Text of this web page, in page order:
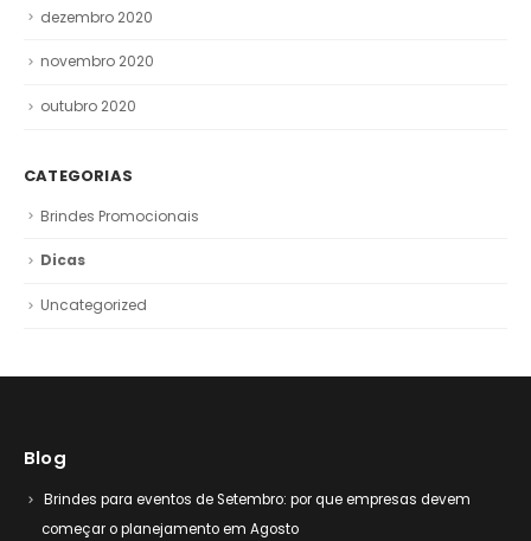
dezembro 2020
novembro 2020
outubro 2020
CATEGORIAS
Brindes Promocionais
Dicas
Uncategorized
Blog
Brindes para eventos de Setembro: por que empresas devem
começar o planejamento em Agosto